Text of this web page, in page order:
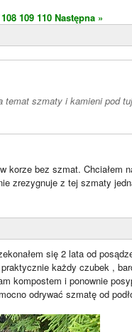
108 109 110 Następna »
temat szmaty i kamieni pod
korze bez szmat.
zrezygnuje z tej szmaty
się 2 lata od
każdy czubek ,
kompostem i ponownie
odrywać szmatę od